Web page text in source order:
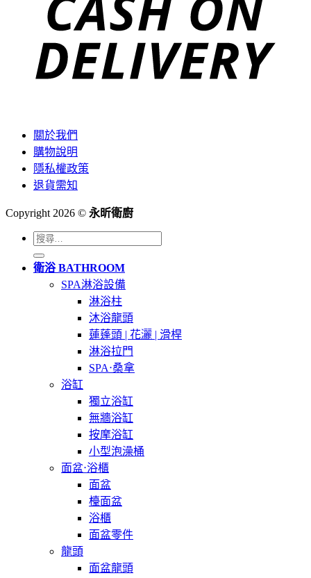
關於我們
購物說明
隱私權政策
退貨需知
Copyright 2026 © 永昕衛廚
搜
尋
關
衛浴 BATHROOM
SPA淋浴設備
淋浴柱
沐浴龍頭
蓮蓬頭 | 花灑 | 滑桿
淋浴拉門
SPA⋅桑拿
浴缸
獨立浴缸
無牆浴缸
按摩浴缸
小型泡澡桶
面盆⋅浴櫃
面盆
檯面盆
浴櫃
面盆零件
龍頭
面盆龍頭